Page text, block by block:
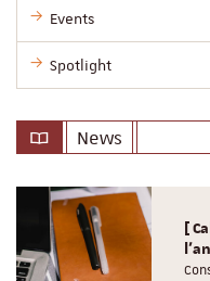
Events
Spotlight
News
[